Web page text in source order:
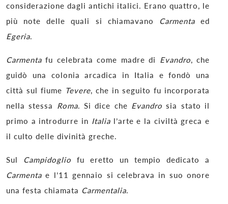
considerazione dagli antichi italici. Erano quattro, le
più note delle quali si chiamavano Carmentaed
Egeria.
Carmenta fu celebrata come madre di Evandro, che
guidò una colonia arcadica in Italia e fondò una
città sul fiume Tevere, che in seguito fu incorporata
nella stessa Roma. Si dice che Evandro sia stato il
primo a introdurre in Italial’arte e la civiltà greca e
il culto delle divinità greche.
Sul Campidoglio fu eretto un tempio dedicato a
Carmenta e l’11 gennaio si celebrava in suo onore
una festa chiamata Carmentalia.